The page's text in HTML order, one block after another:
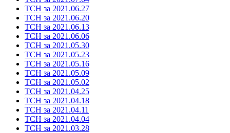
ТСН за 2021.06.27
ТСН за 2021.06.20
ТСН за 2021.06.13
ТСН за 2021.06.06
ТСН за 2021.05.30
ТСН за 2021.05.23
ТСН за 2021.05.16
ТСН за 2021.05.09
ТСН за 2021.05.02
ТСН за 2021.04.25
ТСН за 2021.04.18
ТСН за 2021.04.11
ТСН за 2021.04.04
ТСН за 2021.03.28